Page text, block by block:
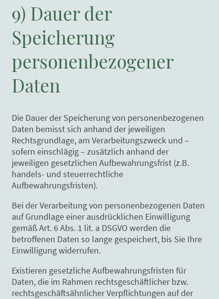
9) Dauer der
Speicherung
personenbezogener
Daten
Die Dauer der Speicherung von personenbezogenen
Daten bemisst sich anhand der jeweiligen
Rechtsgrundlage, am Verarbeitungszweck und –
sofern einschlägig – zusätzlich anhand der
jeweiligen gesetzlichen Aufbewahrungsfrist (z.B.
handels- und steuerrechtliche
Aufbewahrungsfristen).
Bei der Verarbeitung von personenbezogenen Daten
auf Grundlage einer ausdrücklichen Einwilligung
gemäß Art. 6 Abs. 1 lit. a DSGVO werden die
betroffenen Daten so lange gespeichert, bis Sie Ihre
Einwilligung widerrufen.
Existieren gesetzliche Aufbewahrungsfristen für
Daten, die im Rahmen rechtsgeschäftlicher bzw.
rechtsgeschäftsähnlicher Verpflichtungen auf der